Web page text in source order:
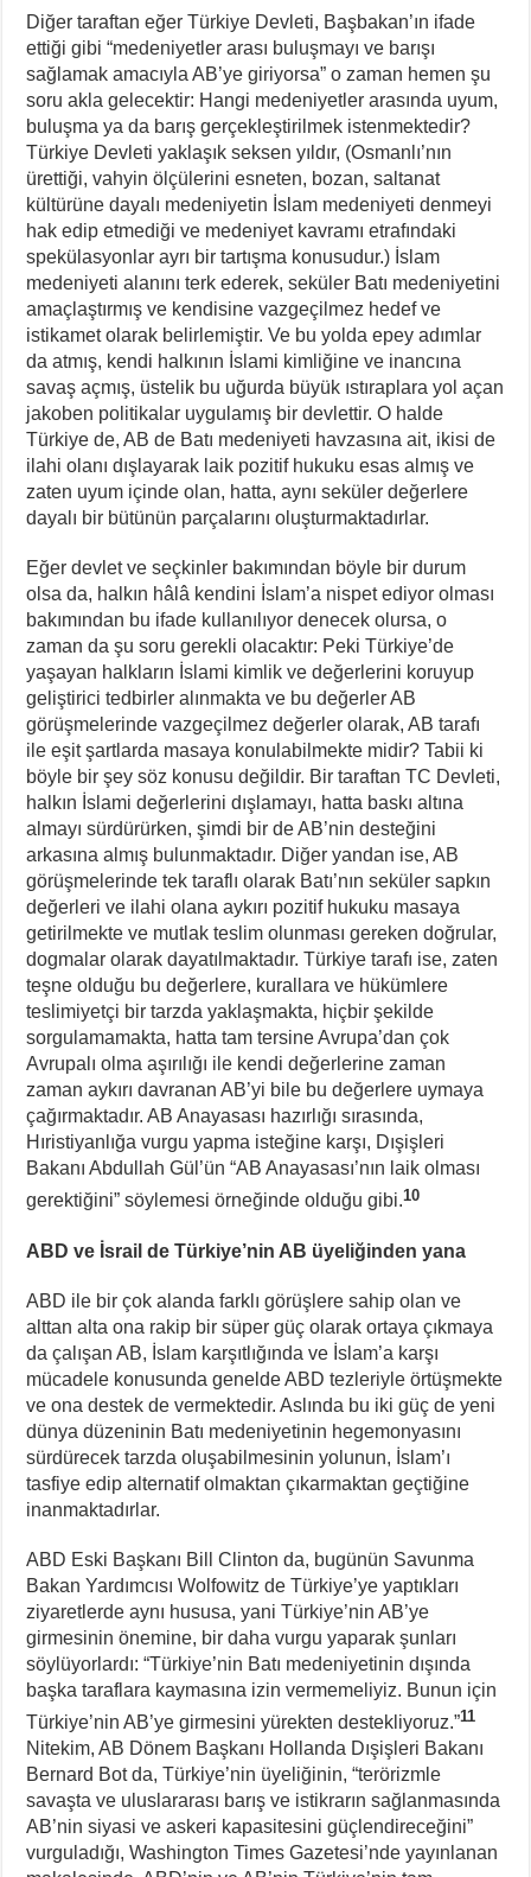
Diğer taraftan eğer Türkiye Devleti, Başbakan’ın ifade
ettiği gibi “medeniyetler arası buluşmayı ve barışı
sağlamak amacıyla AB’ye giriyorsa” o zaman hemen şu
soru akla gelecektir: Hangi medeniyetler arasında uyum,
buluşma ya da barış gerçekleştirilmek istenmektedir?
Türkiye Devleti yaklaşık seksen yıldır, (Osmanlı’nın
ürettiği, vahyin ölçülerini esneten, bozan, saltanat
kültürüne dayalı medeniyetin İslam medeniyeti denmeyi
hak edip etmediği ve medeniyet kavramı etrafındaki
spekülasyonlar ayrı bir tartışma konusudur.) İslam
medeniyeti alanını terk ederek, seküler Batı medeniyetini
amaçlaştırmış ve kendisine vazgeçilmez hedef ve
istikamet olarak belirlemiştir. Ve bu yolda epey adımlar
da atmış, kendi halkının İslami kimliğine ve inancına
savaş açmış, üstelik bu uğurda büyük ıstıraplara yol açan
jakoben politikalar uygulamış bir devlettir. O halde
Türkiye de, AB de Batı medeniyeti havzasına ait, ikisi de
ilahi olanı dışlayarak laik pozitif hukuku esas almış ve
zaten uyum içinde olan, hatta, aynı seküler değerlere
dayalı bir bütünün parçalarını oluşturmaktadırlar.
Eğer devlet ve seçkinler bakımından böyle bir durum
olsa da, halkın hâlâ kendini İslam’a nispet ediyor olması
bakımından bu ifade kullanılıyor denecek olursa, o
zaman da şu soru gerekli olacaktır: Peki Türkiye’de
yaşayan halkların İslami kimlik ve değerlerini koruyup
geliştirici tedbirler alınmakta ve bu değerler AB
görüşmelerinde vazgeçilmez değerler olarak, AB tarafı
ile eşit şartlarda masaya konulabilmekte midir? Tabii ki
böyle bir şey söz konusu değildir. Bir taraftan TC Devleti,
halkın İslami değerlerini dışlamayı, hatta baskı altına
almayı sürdürürken, şimdi bir de AB’nin desteğini
arkasına almış bulunmaktadır. Diğer yandan ise, AB
görüşmelerinde tek taraflı olarak Batı’nın seküler sapkın
değerleri ve ilahi olana aykırı pozitif hukuku masaya
getirilmekte ve mutlak teslim olunması gereken doğrular,
dogmalar olarak dayatılmaktadır. Türkiye tarafı ise, zaten
teşne olduğu bu değerlere, kurallara ve hükümlere
teslimiyetçi bir tarzda yaklaşmakta, hiçbir şekilde
sorgulamamakta, hatta tam tersine Avrupa’dan çok
Avrupalı olma aşırılığı ile kendi değerlerine zaman
zaman aykırı davranan AB’yi bile bu değerlere uymaya
çağırmaktadır. AB Anayasası hazırlığı sırasında,
Hıristiyanlığa vurgu yapma isteğine karşı, Dışişleri
Bakanı Abdullah Gül’ün “AB Anayasası’nın laik olması
gerektiğini” söylemesi örneğinde olduğu gibi.10
ABD ve İsrail de Türkiye’nin AB üyeliğinden yana
ABD ile bir çok alanda farklı görüşlere sahip olan ve
alttan alta ona rakip bir süper güç olarak ortaya çıkmaya
da çalışan AB, İslam karşıtlığında ve İslam’a karşı
mücadele konusunda genelde ABD tezleriyle örtüşmekte
ve ona destek de vermektedir. Aslında bu iki güç de yeni
dünya düzeninin Batı medeniyetinin hegemonyasını
sürdürecek tarzda oluşabilmesinin yolunun, İslam’ı
tasfiye edip alternatif olmaktan çıkarmaktan geçtiğine
inanmaktadırlar.
ABD Eski Başkanı Bill Clinton da, bugünün Savunma
Bakan Yardımcısı Wolfowitz de Türkiye’ye yaptıkları
ziyaretlerde aynı hususa, yani Türkiye’nin AB’ye
girmesinin önemine, bir daha vurgu yaparak şunları
söylüyorlardı: “Türkiye’nin Batı medeniyetinin dışında
başka taraflara kaymasına izin vermemeliyiz. Bunun için
Türkiye’nin AB’ye girmesini yürekten destekliyoruz.”11
Nitekim, AB Dönem Başkanı Hollanda Dışişleri Bakanı
Bernard Bot da, Türkiye’nin üyeliğinin, “terörizmle
savaşta ve uluslararası barış ve istikrarın sağlanmasında
AB’nin siyasi ve askeri kapasitesini güçlendireceğini”
vurguladığı, Washington Times Gazetesi’nde yayınlanan